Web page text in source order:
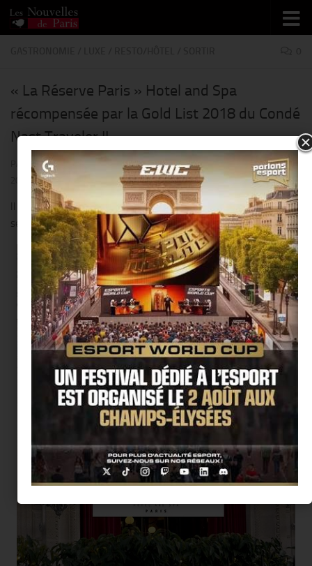
Skip to content
« La Réserve Paris » Hotel and Spa
récompensée par la Gold List 2018 du Condé
Nast Traveler !!
THIERRY KER · PUBLIÉ12 JANVIER 2018· MIS À JOUR
12 JANVIER
Il s’agit des meilleurs hôtels et compagnies de croisières au monde
selon les rédacteurs et collaborateurs Condé Nast Traveler !!